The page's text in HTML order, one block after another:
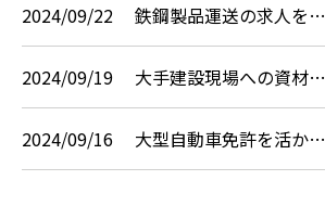
2024/09/22 鉄鋼製品運送の求人を…
2024/09/19 大手建設現場への資材…
2024/09/16 大型自動車免許を活か…